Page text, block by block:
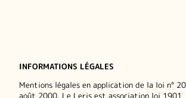
INFORMATIONS LÉGALES
Mentions légales en application de la loi n°
août 2000. Le Leris est association loi 1901